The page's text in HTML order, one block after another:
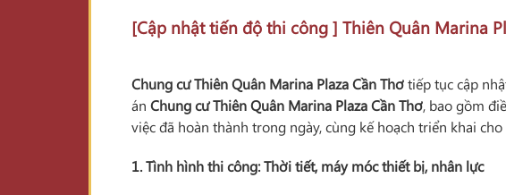
[Cập nhật tiến độ thi công ] Thiên Quân Marina
Chung cư Thiên Quân Marina Plaza Cần Thơtiếp tục cập
án Chung cư Thiên Quân Marina Plaza Cần Thơ, bao gồm
việc đã hoàn thành trong ngày, cùng kế hoạch triển khai
1. Tình hình thi công: Thời tiết, máy móc thiết bị, nhân lực